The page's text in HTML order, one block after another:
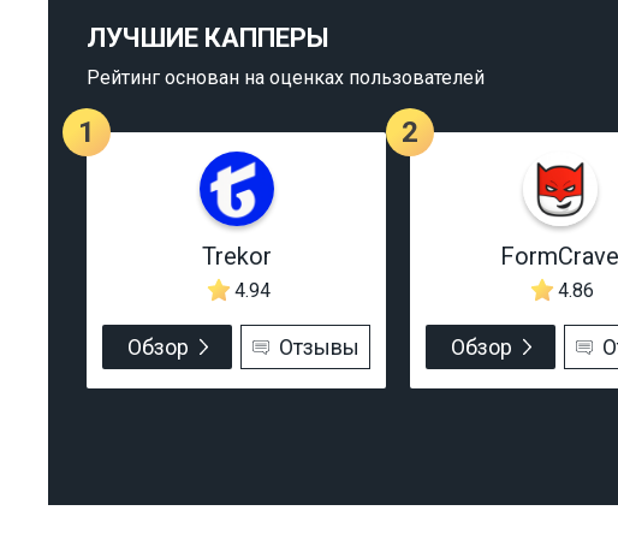
ЛУЧШИЕ КАППЕРЫ
Рейтинг основан на оценках пользователей
1
Trekor
4.94
Обзор Отзывы
2
FormCrave
4.86
Обзор